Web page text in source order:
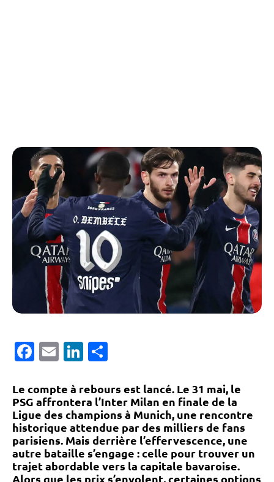
Facebook
EmailLinkedIn
Le compte à rebours est lancé. Le 31 mai, le
PSG affrontera l’Inter Milan en finale de la
Ligue des champions à Munich, une rencontre
historique attendue par des milliers de fans
parisiens. Mais derrière l’effervescence, une
autre bataille s’engage : celle pour trouver un
trajet abordable vers la capitale bavaroise.
Alors que les prix s’envolent, certaines options